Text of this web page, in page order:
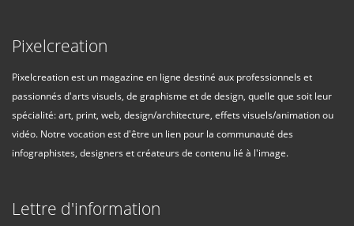
Pixelcreation
Pixelcreation est un magazine en ligne destiné aux professionnels et
passionnés d'arts visuels, de graphisme et de design, quelle que soit leur
spécialité: art, print, web, design/architecture, effets visuels/animation ou
vidéo. Notre vocation est d'être un lien pour la communauté des
infographistes, designers et créateurs de contenu lié à l'image.
Lettre d'information